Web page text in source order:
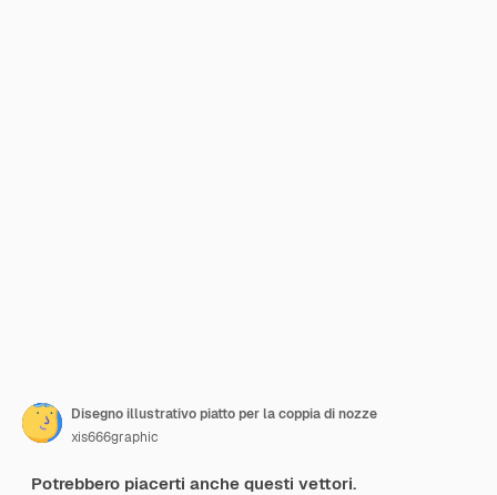
Disegno illustrativo piatto per la coppia di nozze
xis666graphic
Potrebbero piacerti anche questi vettori.